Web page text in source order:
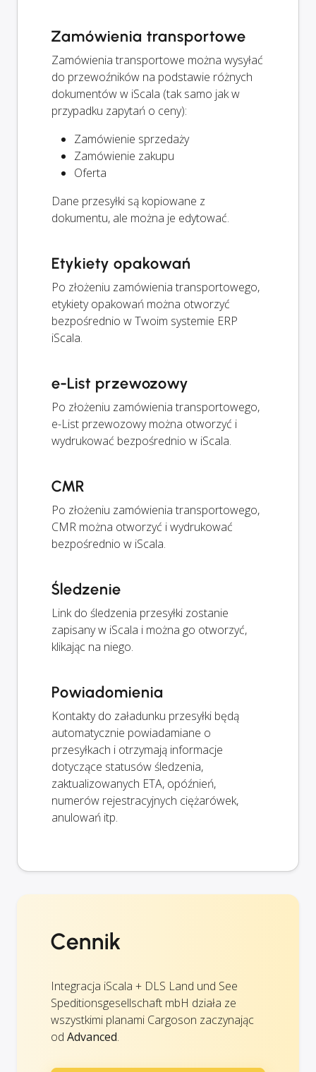
Zamówienia transportowe
Zamówienia transportowe można wysyłać
do przewoźników na podstawie różnych
dokumentów w iScala (tak samo jak w
przypadku zapytań o ceny):
Zamówienie sprzedaży
Zamówienie zakupu
Oferta
Dane przesyłki są kopiowane z
dokumentu, ale można je edytować.
Etykiety opakowań
Po złożeniu zamówienia transportowego,
etykiety opakowań można otworzyć
bezpośrednio w Twoim systemie ERP
iScala.
e-List przewozowy
Po złożeniu zamówienia transportowego,
e-List przewozowy można otworzyć i
wydrukować bezpośrednio w iScala.
CMR
Po złożeniu zamówienia transportowego,
CMR można otworzyć i wydrukować
bezpośrednio w iScala.
Śledzenie
Link do śledzenia przesyłki zostanie
zapisany w iScala i można go otworzyć,
klikając na niego.
Powiadomienia
Kontakty do załadunku przesyłki będą
automatycznie powiadamiane o
przesyłkach i otrzymają informacje
dotyczące statusów śledzenia,
zaktualizowanych ETA, opóźnień,
numerów rejestracyjnych ciężarówek,
anulowań itp.
Cennik
Integracja iScala + DLS Land und See
Speditionsgesellschaft mbH działa ze
wszystkimi planami Cargoson zaczynając
od Advanced.